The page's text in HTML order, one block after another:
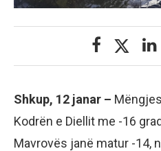
Shkup, 12 janar –
Kodrën e Diellit me -16
Mavrovës janë matur -14,